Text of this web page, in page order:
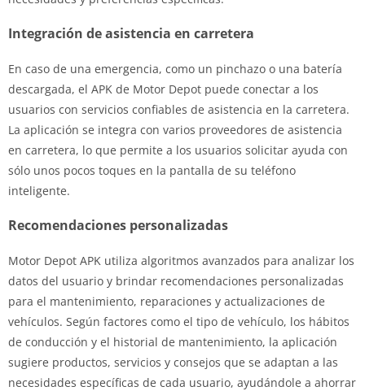
Integración de asistencia en carretera
En caso de una emergencia, como un pinchazo o una batería
descargada, el APK de Motor Depot puede conectar a los
usuarios con servicios confiables de asistencia en la carretera.
La aplicación se integra con varios proveedores de asistencia
en carretera, lo que permite a los usuarios solicitar ayuda con
sólo unos pocos toques en la pantalla de su teléfono
inteligente.
Recomendaciones personalizadas
Motor Depot APK utiliza algoritmos avanzados para analizar los
datos del usuario y brindar recomendaciones personalizadas
para el mantenimiento, reparaciones y actualizaciones de
vehículos. Según factores como el tipo de vehículo, los hábitos
de conducción y el historial de mantenimiento, la aplicación
sugiere productos, servicios y consejos que se adaptan a las
necesidades específicas de cada usuario, ayudándole a ahorrar